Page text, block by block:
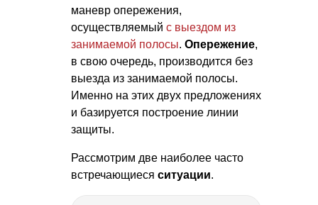
маневр опережения,
осуществляемый с выездом из
занимаемой полосы. Опережение,
в свою очередь, производится без
выезда из занимаемой полосы.
Именно на этих двух предложениях
и базируется построение линии
защиты.
Рассмотрим две наиболее часто
встречающиеся ситуации.